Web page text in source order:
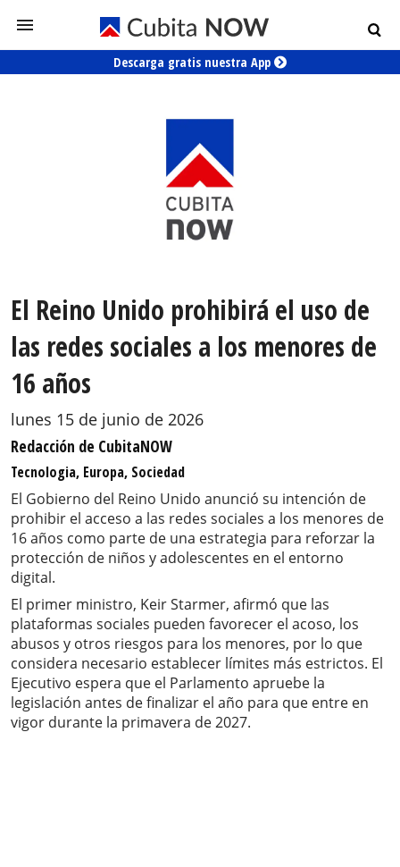
Descarga gratis nuestra App
El Reino Unido prohibirá el uso de
las redes sociales a los menores de
16 años
lunes 15 de junio de 2026
Redacción de CubitaNOW
Tecnologia, Europa, Sociedad
El Gobierno del Reino Unido anunció su intención de
prohibir el acceso a las redes sociales a los menores de
16 años como parte de una estrategia para reforzar la
protección de niños y adolescentes en el entorno
digital.
El primer ministro, Keir Starmer, afirmó que las
plataformas sociales pueden favorecer el acoso, los
abusos y otros riesgos para los menores, por lo que
considera necesario establecer límites más estrictos. El
Ejecutivo espera que el Parlamento apruebe la
legislación antes de finalizar el año para que entre en
vigor durante la primavera de 2027.